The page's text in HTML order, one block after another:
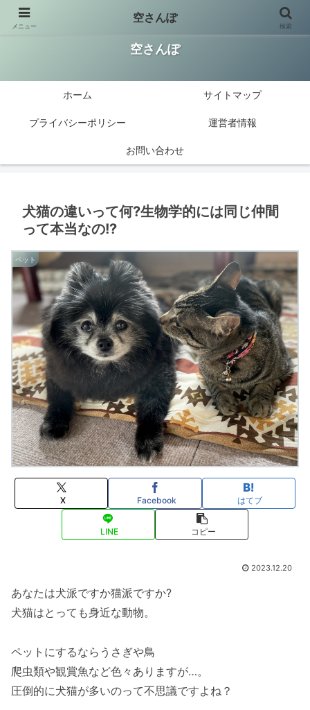
空さんぽ
ホーム サイトマップ
プライバシーポリシー 運営者情報
お問い合わせ
犬猫の違いって何?生物学的には同じ仲間
って本当なの!?
ペット
X Facebook はてブ
LINE コピー
2023.12.20
あなたは犬派ですか猫派ですか?
犬猫はとっても身近な動物。
ペットにするならうさぎや鳥
爬虫類や観賞魚など色々ありますが…。
圧倒的に犬猫が多いのって不思議ですよね？
メニュー
空さんぽ
検索